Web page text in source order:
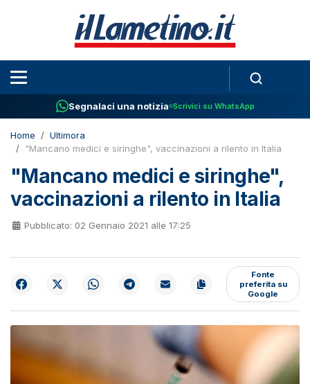
Segnalaci una notizia Scrivici su WhatsApp
Home
Ultimora
"Mancano medici e siringhe", vaccinazioni a rilento in Italia
"Mancano medici e siringhe",
vaccinazioni a rilento in Italia
Pubblicato: 02 Gennaio 2021 alle 17:25
Fonte
preferita su
Google